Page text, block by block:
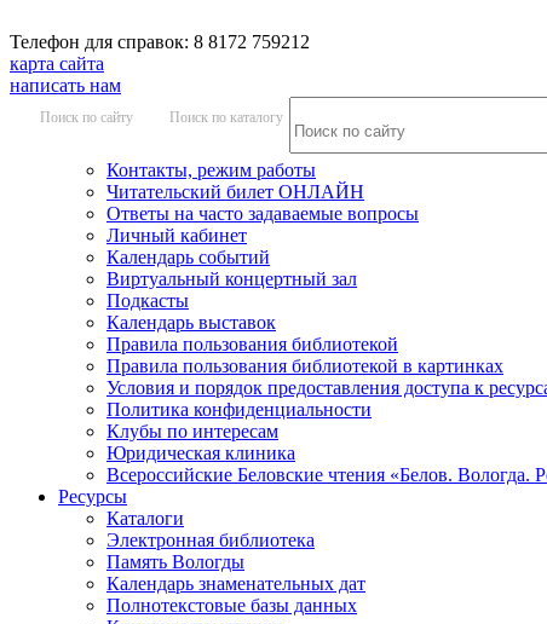
Телефон для справок: 8 8172 759212
карта сайта
написать нам
Поиск по сайту Поиск по каталогу
Контакты, режим работы
Читательский билет ОНЛАЙН
Ответы на часто задаваемые вопросы
Личный кабинет
Календарь событий
Виртуальный концертный зал
Подкасты
Календарь выставок
Правила пользования библиотекой
Правила пользования библиотекой в картинках
Условия и порядок предоставления доступа к
Политика конфиденциальности
Клубы по интересам
Юридическая клиника
Всероссийские Беловские чтения «Белов. Вологда.
Ресурсы
Каталоги
Электронная библиотека
Память Вологды
Календарь знаменательных дат
Полнотекстовые базы данных